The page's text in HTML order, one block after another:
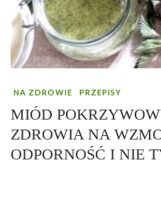
NA ZDROWIE PRZEPISY
MIÓD
ZDROWIA NA
ODPORNOŚĆ I NIE